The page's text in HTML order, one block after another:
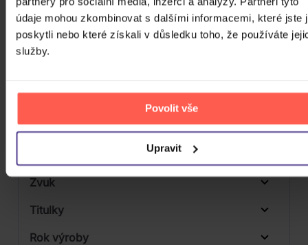
údaje mohou zkombinovat s dalšími informacemi, které jste
poskytli nebo které získali v důsledku toho, že používáte
služby.
Povolit vše
Upravit
Počet BD
Počet vinyl
Formát média
Zvuk
Titulky
Rok výroby